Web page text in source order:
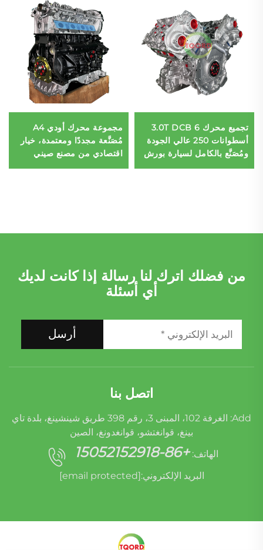
تجميع محرك 3.0T DCB 6
أسطوانات 250 عالي الجودة
ومُصَنَّع بالكامل لسيارة بورش
مجموعة محرك أودي A4
مُصَنَّعة مجددًا ومعتمدة، خيار
اقتصادي من مصنع صيني
من فضلك اترك لنا رسالة إذا كانت لديك
أي أسئلة
أرسل
اتصل بنا
Add: الغرفة 102، المبنى 3، رقم 398 طريق شينشينغ، بلدة تاي
بينغ، قوانغتشو، قوانغدونغ، الصين
الهاتف: +86-15052152918
البريد الإلكتروني:[email protected]